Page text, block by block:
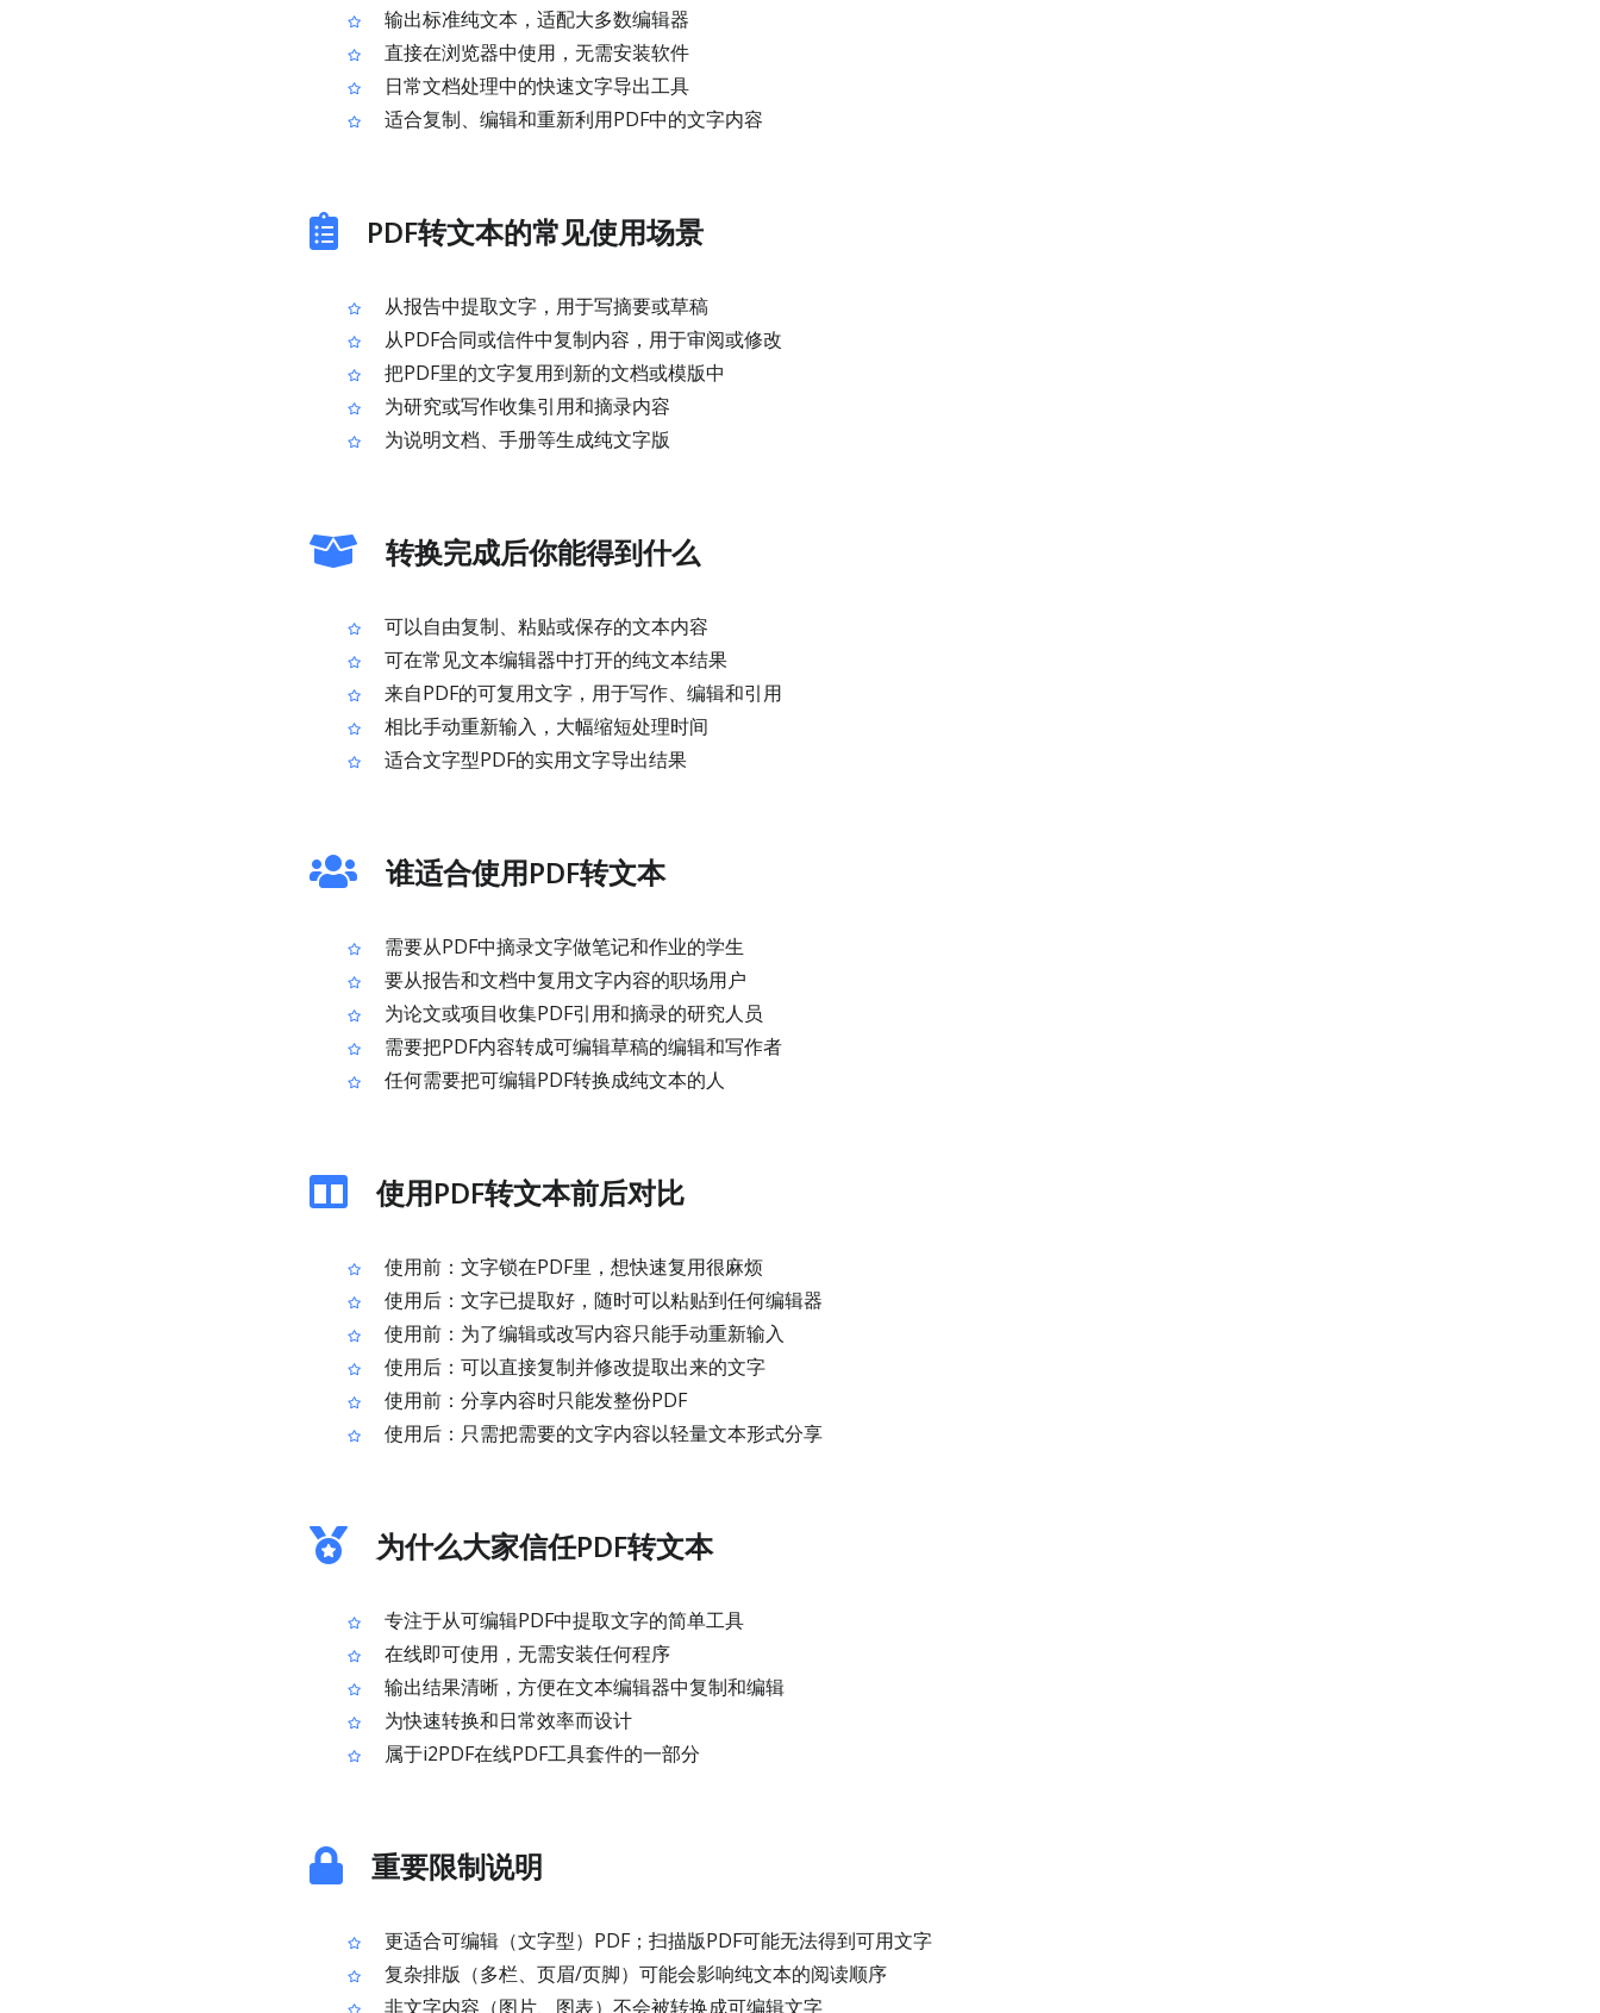
输出标准纯文本，适配大多数编辑器
直接在浏览器中使用，无需安装软件
日常文档处理中的快速文字导出工具
适合复制、编辑和重新利用PDF中的文字内容
PDF转文本的常见使用场景
从报告中提取文字，用于写摘要或草稿
从PDF合同或信件中复制内容，用于审阅或修改
把PDF里的文字复用到新的文档或模版中
为研究或写作收集引用和摘录内容
为说明文档、手册等生成纯文字版
转换完成后你能得到什么
可以自由复制、粘贴或保存的文本内容
可在常见文本编辑器中打开的纯文本结果
来自PDF的可复用文字，用于写作、编辑和引用
相比手动重新输入，大幅缩短处理时间
适合文字型PDF的实用文字导出结果
谁适合使用PDF转文本
需要从PDF中摘录文字做笔记和作业的学生
要从报告和文档中复用文字内容的职场用户
为论文或项目收集PDF引用和摘录的研究人员
需要把PDF内容转成可编辑草稿的编辑和写作者
任何需要把可编辑PDF转换成纯文本的人
使用PDF转文本前后对比
使用前：文字锁在PDF里，想快速复用很麻烦
使用后：文字已提取好，随时可以粘贴到任何编辑器
使用前：为了编辑或改写内容只能手动重新输入
使用后：可以直接复制并修改提取出来的文字
使用前：分享内容时只能发整份PDF
使用后：只需把需要的文字内容以轻量文本形式分享
为什么大家信任PDF转文本
专注于从可编辑PDF中提取文字的简单工具
在线即可使用，无需安装任何程序
输出结果清晰，方便在文本编辑器中复制和编辑
为快速转换和日常效率而设计
属于i2PDF在线PDF工具套件的一部分
重要限制说明
更适合可编辑（文字型）PDF；扫描版PDF可能无法得到可用文字
复杂排版（多栏、页眉/页脚）可能会影响纯文本的阅读顺序
非文字内容（图片、图表）不会被转换成可编辑文字